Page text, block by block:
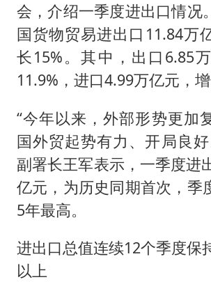
会，介绍一季度进出口情况
国货物贸易进出口11.84万
长15%。其中，出口6.85
11.9%，进口4.99万亿元，增
“今年以来，外部形势更加
国外贸起势有力、开局良
副署长王军表示，一季度进
亿元，为历史同期首次，季
5年最高。
进出口总值连续12个季度保
以上